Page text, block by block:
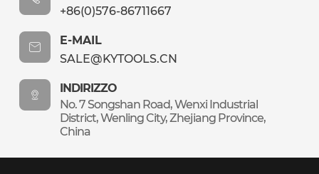
+86(0)576-86711667
E-MAIL
SALE@KYTOOLS.CN
INDIRIZZO
No. 7 Songshan Road, Wenxi Industrial
District, Wenling City, Zhejiang Province,
China